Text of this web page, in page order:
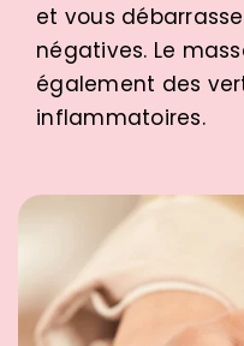
et vous
négatives. Le
également des
inflammatoires.